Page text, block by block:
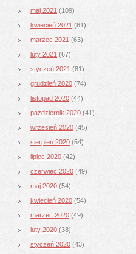
maj 2021 (109)
kwiecień 2021 (81)
marzec 2021 (63)
luty 2021 (67)
styczeń 2021 (81)
grudzień 2020 (74)
listopad 2020 (44)
październik 2020 (41)
wrzesień 2020 (45)
sierpień 2020 (54)
lipiec 2020 (42)
czerwiec 2020 (49)
maj 2020 (54)
kwiecień 2020 (54)
marzec 2020 (49)
luty 2020 (38)
styczeń 2020 (43)